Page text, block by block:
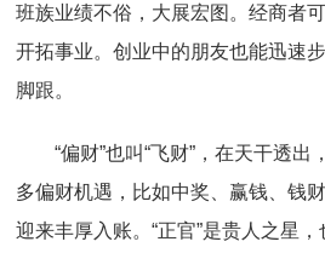
班族业绩不俗，大展宏图。经商者
开拓事业。创业中的朋友也能迅速
脚跟。
“偏财”也叫“飞财”，在天干透出
多偏财机遇，比如中奖、赢钱、钱
迎来丰厚入账。“正官”是贵人之星